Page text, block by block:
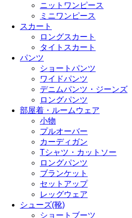
ニットワンピース
ミニワンピース
スカート
ロングスカート
タイトスカート
パンツ
ショートパンツ
ワイドパンツ
デニムパンツ・ジーンズ
ロングパンツ
部屋着・ルームウェア
小物
プルオーバー
カーディガン
Tシャツ・カットソー
ロングパンツ
ブランケット
セットアップ
レッグウェア
シューズ(靴)
ショートブーツ